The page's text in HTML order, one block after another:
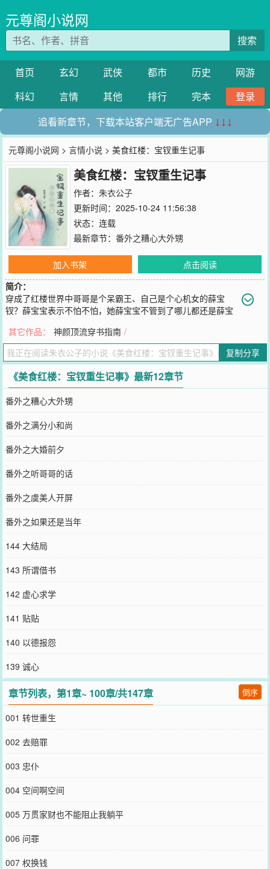
元尊阁小说网
搜索
首页 玄幻 武侠 都市 历史
网游
科幻
言情 其他 排行 完本
登录
追看新章节，下载本站客户端无广告APP ↓↓↓
元尊阁小说网 >言情小说 > 美食红楼：宝钗重生记事
美食红楼：宝钗重生记事
作者： 朱衣公子
更新时间：2025-10-24 11:56:38
状态：连载
最新章节： 番外之糟心大外甥
加入书架
点击阅读
简介：
穿成了红楼世界中哥哥是个呆霸王、自己是个心机女的薛宝
钗？薛宝宝表示不怕不怕，她薛宝宝不管到了哪儿都还是薛宝
中躺赢，在自己眼中躺平、顺便挽救红楼美人儿们的小日子。红楼美
食文，有空间，有美人，欢迎来戳！
您要是觉得《美食红楼：宝钗重生记事》还不错的话请不要忘记向您
QQ群和微博微信里的朋友推荐哦！
其它作品： 神颜顶流穿书指南 /
复制分享
《美食红楼：宝钗重生记事》最新12章节
番外之糟心大外甥
番外之满分小和尚
番外之大婚前夕
番外之听哥哥的话
番外之虞美人开屏
番外之如果还是当年
144 大结局
143 所谓借书
142 虚心求学
141 贴贴
140 以德报怨
139 诚心
章节列表，第1章~ 100章/共147章 倒序
001 转世重生
002 去赔罪
003 忠仆
004 空间啊空间
005 万贯家财也不能阻止我躺平
006 问罪
007 权换钱